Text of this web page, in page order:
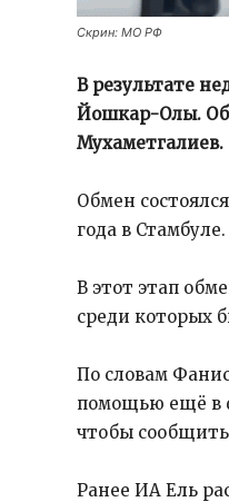
Скрин: МО РФ
В результате
Йошкар-Олы. Об
Мухаметгалиев.
Обмен
года в Стамбуле.
В этот этап
среди которых
По словам
помощью ещё в
чтобы
Ранее ИА Ель